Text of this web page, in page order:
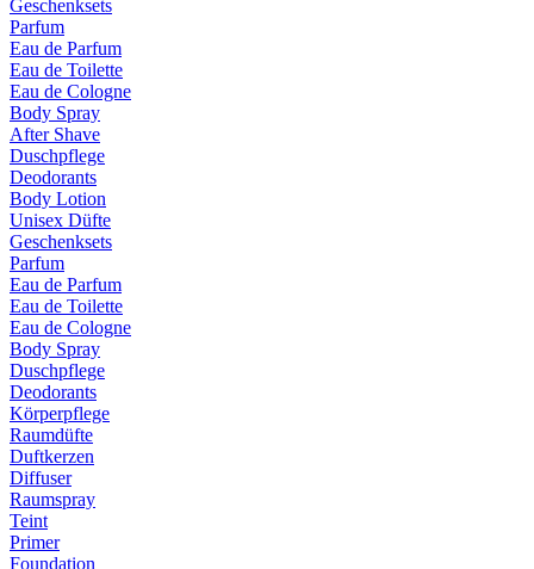
Geschenksets
Parfum
Eau de Parfum
Eau de Toilette
Eau de Cologne
Body Spray
After Shave
Duschpflege
Deodorants
Body Lotion
Unisex Düfte
Geschenksets
Parfum
Eau de Parfum
Eau de Toilette
Eau de Cologne
Body Spray
Duschpflege
Deodorants
Körperpflege
Raumdüfte
Duftkerzen
Diffuser
Raumspray
Teint
Primer
Foundation